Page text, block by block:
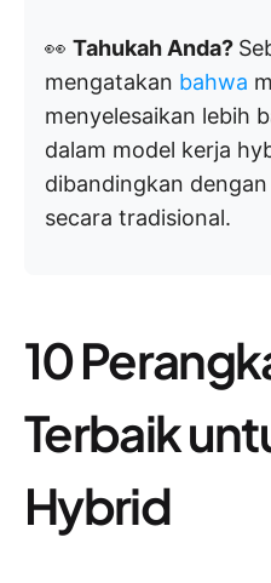
👀 Tahukah Anda?
mengatakan bahwa
menyelesaikan lebih
dalam model kerja
dibandingkan
secara tradisional.
10
Terbaik
Hybrid